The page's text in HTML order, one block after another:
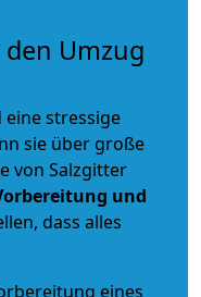
Umzug
stressige
sie über große
von Salzgitter
und
dass alles
eines